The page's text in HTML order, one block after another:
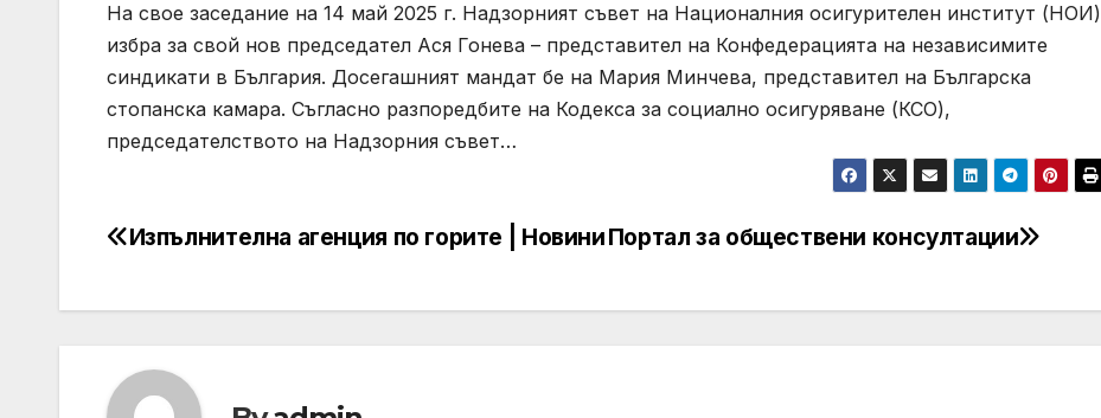
На свое заседание на 14 май 2025 г. Надзорният съвет на Националния осигурителен институт (НОИ)
избра за свой нов председател Ася Гонева – представител на Конфедерацията на независимите
синдикати в България. Досегашният мандат бе на Мария Минчева, представител на Българска
стопанска камара. Съгласно разпоредбите на Кодекса за социално осигуряване (КСО),
председателството на Надзорния съвет…
Post
Портал за обществени консултации
Изпълнителна агенция по горите | Новини